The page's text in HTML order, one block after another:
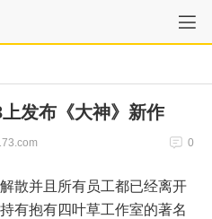
发布《大神》新作
0
散并且所有员工都已经离开
有抱有四叶草工作室的著名